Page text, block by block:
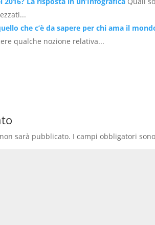
che c’è da sapere per chi ama il
qualche nozione relativa...
sarà pubblicato. I campi obbligatori